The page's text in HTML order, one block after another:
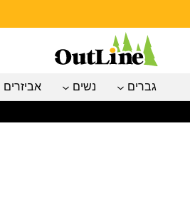
גברים נשים אביזרים